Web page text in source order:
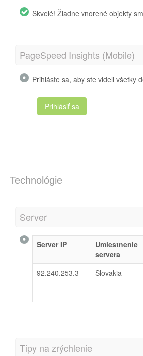
Skvelé! Žiadne vnorené objekty
PageSpeed Insights (Mobile)
Prihláste sa, aby ste videli všetky
Prihlásiť sa
Technológie
Server
Server IP
Umiestnenie
servera
92.240.253.3
Slovakia
Tipy na zrýchlenie